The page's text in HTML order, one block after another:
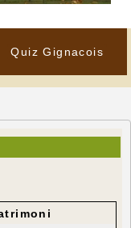
Quiz Gignacois